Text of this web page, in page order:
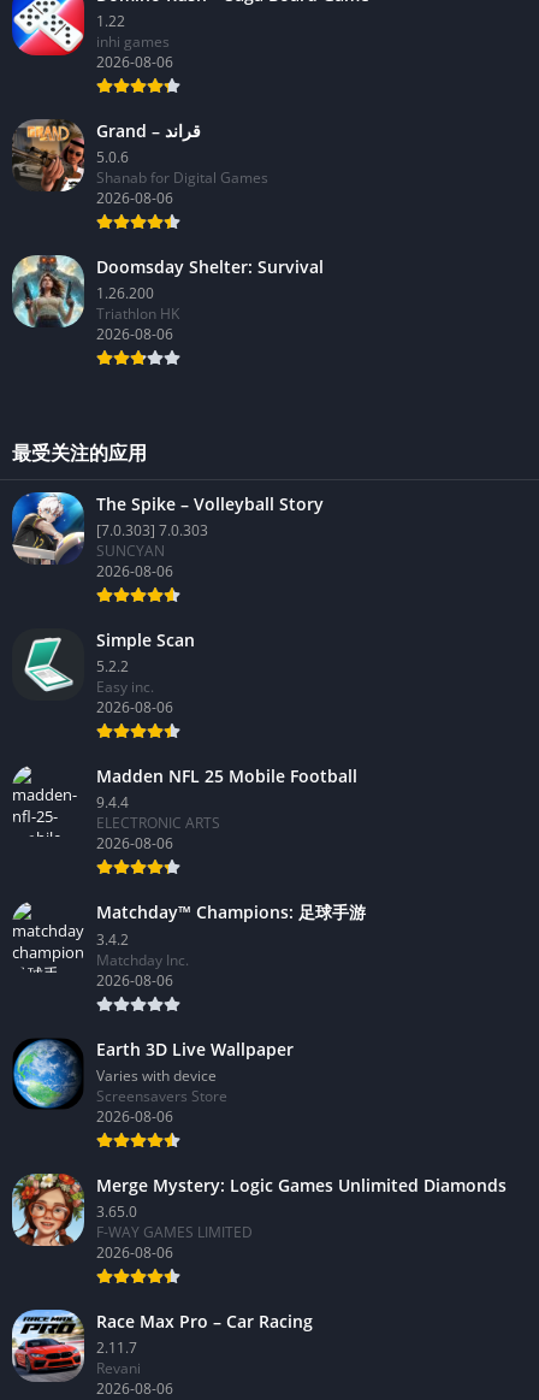
1.22
inhi games
2026-08-06
Grand – قراند
5.0.6
Shanab for Digital Games
2026-08-06
Doomsday Shelter: Survival
1.26.200
Triathlon HK
2026-08-06
最受关注的应用
The Spike – Volleyball Story
[7.0.303] 7.0.303
SUNCYAN
2026-08-06
Simple Scan
5.2.2
Easy inc.
2026-08-06
Madden NFL 25 Mobile Football
9.4.4
ELECTRONIC ARTS
2026-08-06
Matchday™ Champions: 足球手游
3.4.2
Matchday Inc.
2026-08-06
Earth 3D Live Wallpaper
Varies with device
Screensavers Store
2026-08-06
Merge Mystery: Logic Games Unlimited Diamonds
3.65.0
F-WAY GAMES LIMITED
2026-08-06
Race Max Pro – Car Racing
2.11.7
Revani
2026-08-06